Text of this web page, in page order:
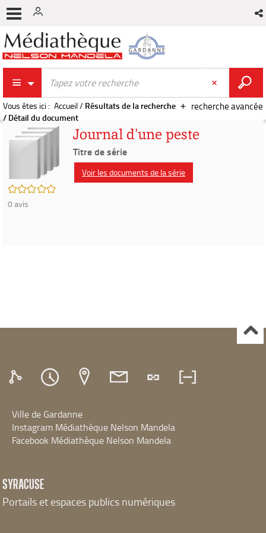
recherche avancée
Vous êtes ici : Accueil/ Résultats de la recherche
/ Détail du document
/5
0avis
Journal d'une peste
Titre de série
Voir les documents de la série
Ville de Gardanne
Instagram Médiathèque Nelson Mandela
Facebook Médiathèque Nelson Mandela
SYRACUSE
Portails et espaces publics numériques